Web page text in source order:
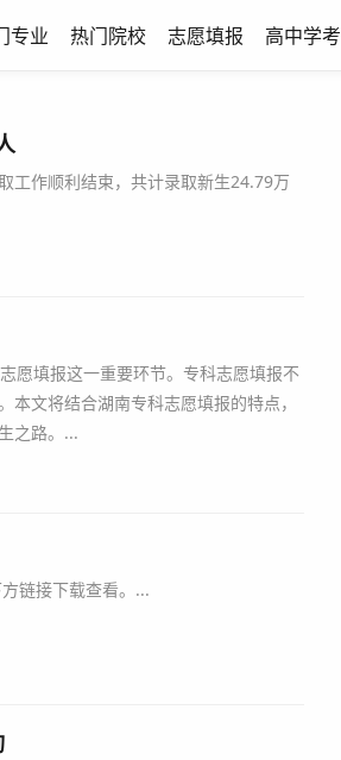
专业 热门院校 志愿填报 高中学考
工作顺利结束，共计录取新生24.79万
愿填报这一重要环节。专科志愿填报不
文将结合湖南专科志愿填报的特点，
之路。...
链接下载查看。...